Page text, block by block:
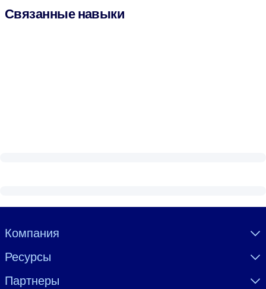
Связанные навыки
Visually hidden Text
Компания
Ресурсы
Партнеры